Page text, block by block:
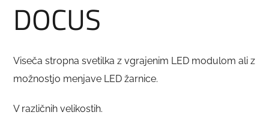
DOCUS
Viseča stropna svetilka z vgrajenim LED modulom ali z
možnostjo menjave LED žarnice.
V različnih velikostih.